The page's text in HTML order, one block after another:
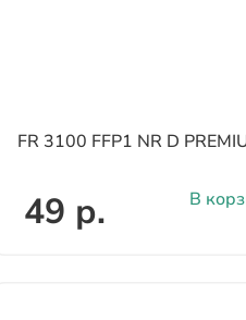
FR 3100 FFP1 NR D
49 р. В